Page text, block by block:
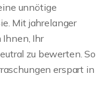
unnötige
Mit jahrelanger
Ihr
zu bewerten. So
erspart in